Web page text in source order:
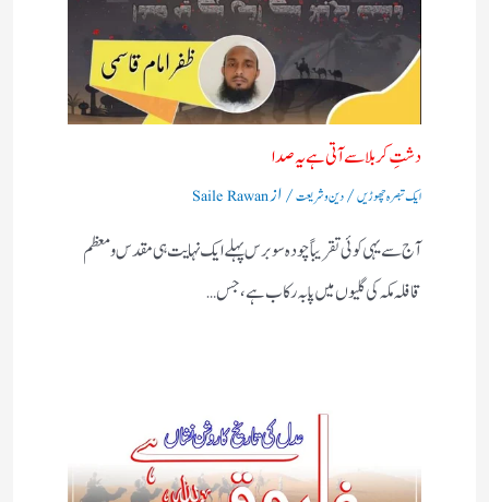
دشتِ کربلا سے آتی ہے یہ صدا
ایک تبصرہ چھوڑیں/دین و شریعت/ ازSaile Rawan
آج سے یہی کوئی تقریباً چودہ سو برس پہلے ایک نہایت ہی مقدس و معظم
قافلہ مکہ کی گلیوں میں پا بہ رکاب ہے، جس…